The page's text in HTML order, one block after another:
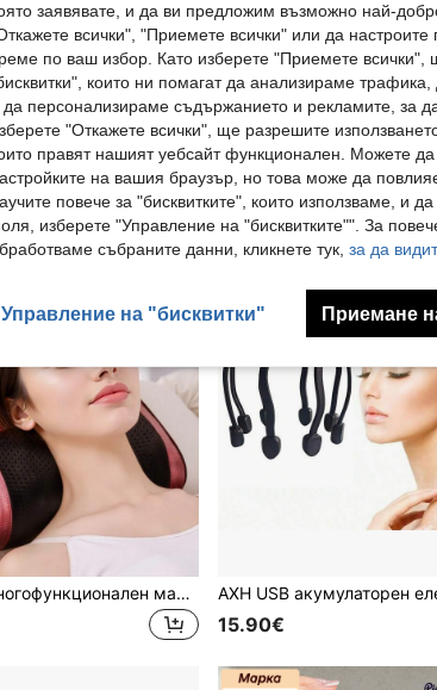
Презареждаем се електрически Gua Sha масажор с 9 регулируеми нива на интензивност, с подгряваща основа, плъзгащи се стоманени топчета и LCD дисплей, подходящ за домашен масаж на гърба, ръцете, краката и цялото тяло с вакуумна терапия
Остава 20
18.89€
Teckwe Многофункционален масажор за врата и рамене, домашен инструмент за масаж на врата и гърба с масаж чрез притискане, с множество регулируеми функции за топла компреса, уред за масаж, идеален подарък за семейство и приятели
15.90€
заявявате, и да ви предложим възможно най-
всички", "Приемете всички" или да настроите
по ваш избор. Като изберете "Приемете всички",
които ни помагат да анализираме
да персонализираме съдържанието и рекламите, за
"Откажете всички", ще разрешите
правят нашият уебсайт функционален. Можете да
на вашия браузър, но това може да
повече за "бисквитките", които използваме, и
изберете "Управление на "бисквитките"". За
събраните данни, кликнете тук, за да
Управление на "бисквитки" Приемане